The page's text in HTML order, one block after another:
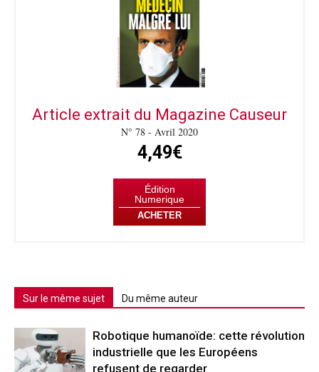
Article extrait du Magazine Causeur
N° 78 - Avril 2020
4,49€
Édition
Numerique
ACHETER
Sur le même sujet Du même auteur
Robotique humanoïde: cette révolution
industrielle que les Européens
refusent de regarder